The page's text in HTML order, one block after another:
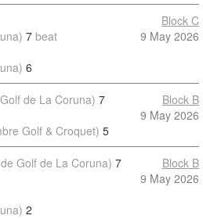
7 beat
6
Block C
9 May 2026
de La Coruna) 7
Golf & Croquet) 5
Block B
9 May 2026
Golf de La Coruna) 7
2
Block B
9 May 2026